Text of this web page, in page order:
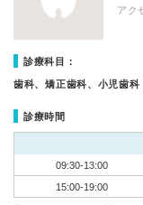
アク
診療科目：
歯科、矯正歯科、小児歯科
診療時間
09:30-13:00
15:00-19:00